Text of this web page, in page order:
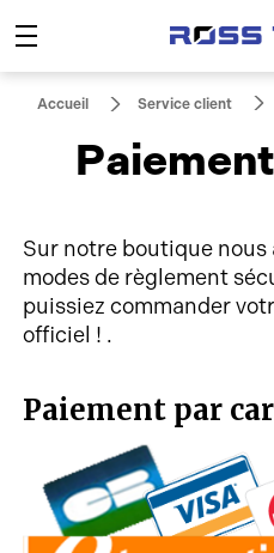
Accueil Service client
Sur notre boutique
modes de règlement
puissiez commander
officiel ! .
Paiement par